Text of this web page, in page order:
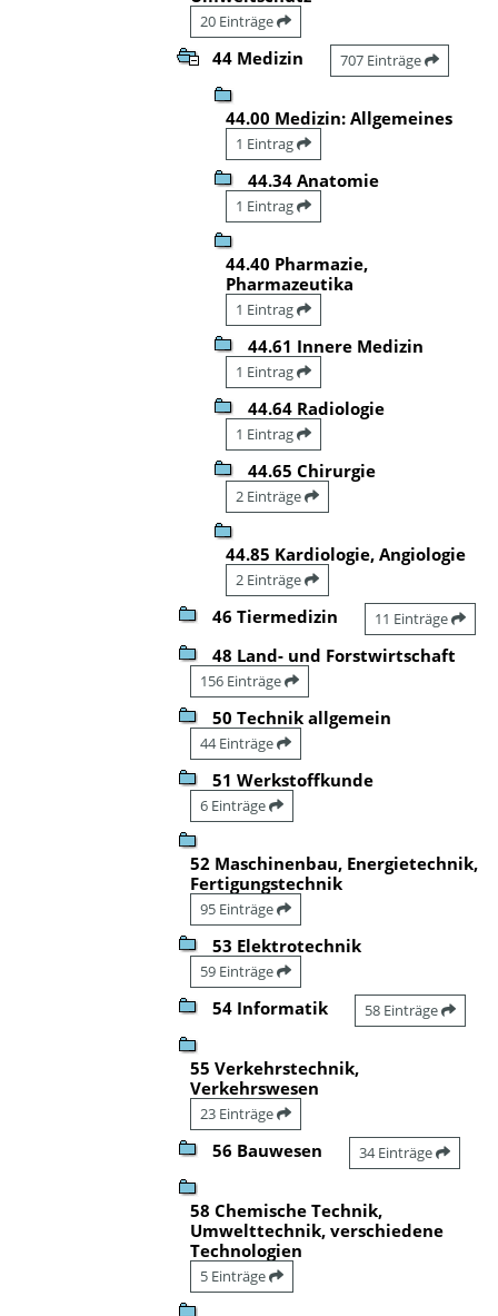
20 Einträge
44 Medizin 707 Einträge
44.00 Medizin: Allgemeines
1 Eintrag
44.34 Anatomie
1 Eintrag
44.40 Pharmazie,
Pharmazeutika
1 Eintrag
44.61 Innere Medizin
1 Eintrag
44.64 Radiologie
1 Eintrag
44.65 Chirurgie
2 Einträge
44.85 Kardiologie, Angiologie
2 Einträge
46 Tiermedizin 11 Einträge
48 Land- und Forstwirtschaft
156 Einträge
50 Technik allgemein
44 Einträge
51 Werkstoffkunde
6 Einträge
52 Maschinenbau, Energietechnik,
Fertigungstechnik
95 Einträge
53 Elektrotechnik
59 Einträge
54 Informatik 58 Einträge
55 Verkehrstechnik,
Verkehrswesen
23 Einträge
56 Bauwesen 34 Einträge
58 Chemische Technik,
Umwelttechnik, verschiedene
Technologien
5 Einträge